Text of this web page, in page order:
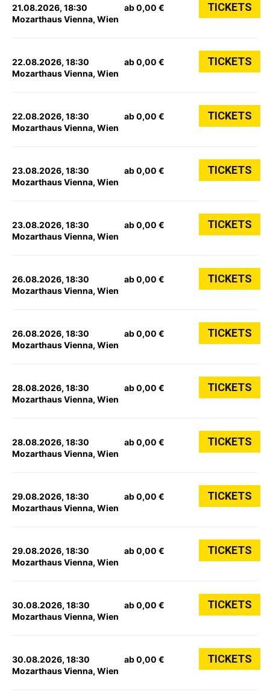
21.08.2026, 18:30
Mozarthaus Vienna, Wien
ab 0,00 € TICKETS
22.08.2026, 18:30
Mozarthaus Vienna, Wien
ab 0,00 € TICKETS
22.08.2026, 18:30
Mozarthaus Vienna, Wien
ab 0,00 € TICKETS
23.08.2026, 18:30
Mozarthaus Vienna, Wien
ab 0,00 € TICKETS
23.08.2026, 18:30
Mozarthaus Vienna, Wien
ab 0,00 € TICKETS
26.08.2026, 18:30
Mozarthaus Vienna, Wien
ab 0,00 € TICKETS
26.08.2026, 18:30
Mozarthaus Vienna, Wien
ab 0,00 € TICKETS
28.08.2026, 18:30
Mozarthaus Vienna, Wien
ab 0,00 € TICKETS
28.08.2026, 18:30
Mozarthaus Vienna, Wien
ab 0,00 € TICKETS
29.08.2026, 18:30
Mozarthaus Vienna, Wien
ab 0,00 € TICKETS
29.08.2026, 18:30
Mozarthaus Vienna, Wien
ab 0,00 € TICKETS
30.08.2026, 18:30
Mozarthaus Vienna, Wien
ab 0,00 € TICKETS
30.08.2026, 18:30
Mozarthaus Vienna, Wien
ab 0,00 € TICKETS